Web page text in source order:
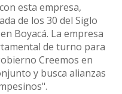
esta empresa,
de los 30 del Siglo
Boyacá. La empresa
de turno para
Creemos en
y busca alianzas